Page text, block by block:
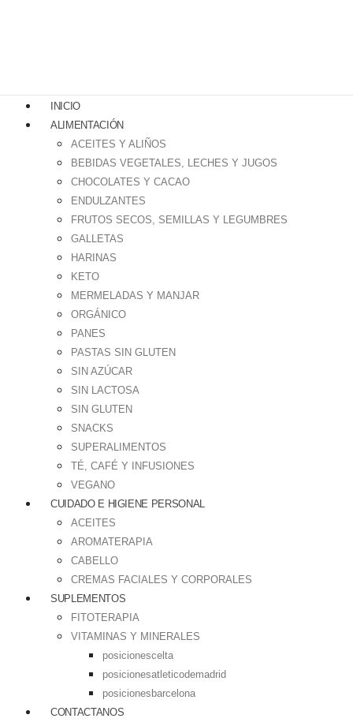
INICIO
ALIMENTACIÓN
ACEITES Y ALIÑOS
BEBIDAS VEGETALES, LECHES Y JUGOS
CHOCOLATES Y CACAO
ENDULZANTES
FRUTOS SECOS, SEMILLAS Y LEGUMBRES
GALLETAS
HARINAS
KETO
MERMELADAS Y MANJAR
ORGÁNICO
PANES
PASTAS SIN GLUTEN
SIN AZÚCAR
SIN LACTOSA
SIN GLUTEN
SNACKS
SUPERALIMENTOS
TÉ, CAFÉ Y INFUSIONES
VEGANO
CUIDADO E HIGIENE PERSONAL
ACEITES
AROMATERAPIA
CABELLO
CREMAS FACIALES Y CORPORALES
SUPLEMENTOS
FITOTERAPIA
VITAMINAS Y MINERALES
posicionescelta
posicionesatleticodemadrid
posicionesbarcelona
CONTACTANOS